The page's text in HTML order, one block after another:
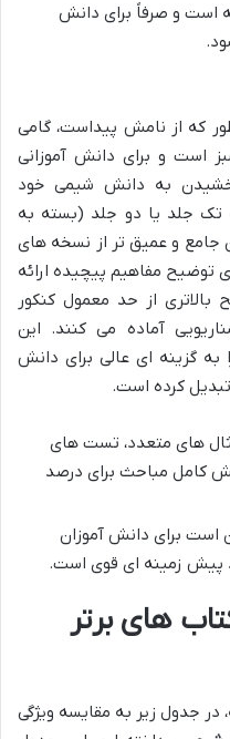
است و صرفاً برای دانش
که از نامش پیداست، گامی
است و برای دانش آموزانی
به دانش شیمی خود
تک جلد یا دو جلد (بسته به
جامع و عمیق تر از نسخه های
توضیح مفاهیم پیچیده ارائه
از حد معمول کنکور
آماده می کنند. این
به گزینه ای عالی برای دانش
کرده است.
های متعدد، تست های
کامل مباحث برای درصد
است برای دانش آموزان
پیش زمینه ای قوی است.
های برتر
در جدول زیر به مقایسه ویژگی